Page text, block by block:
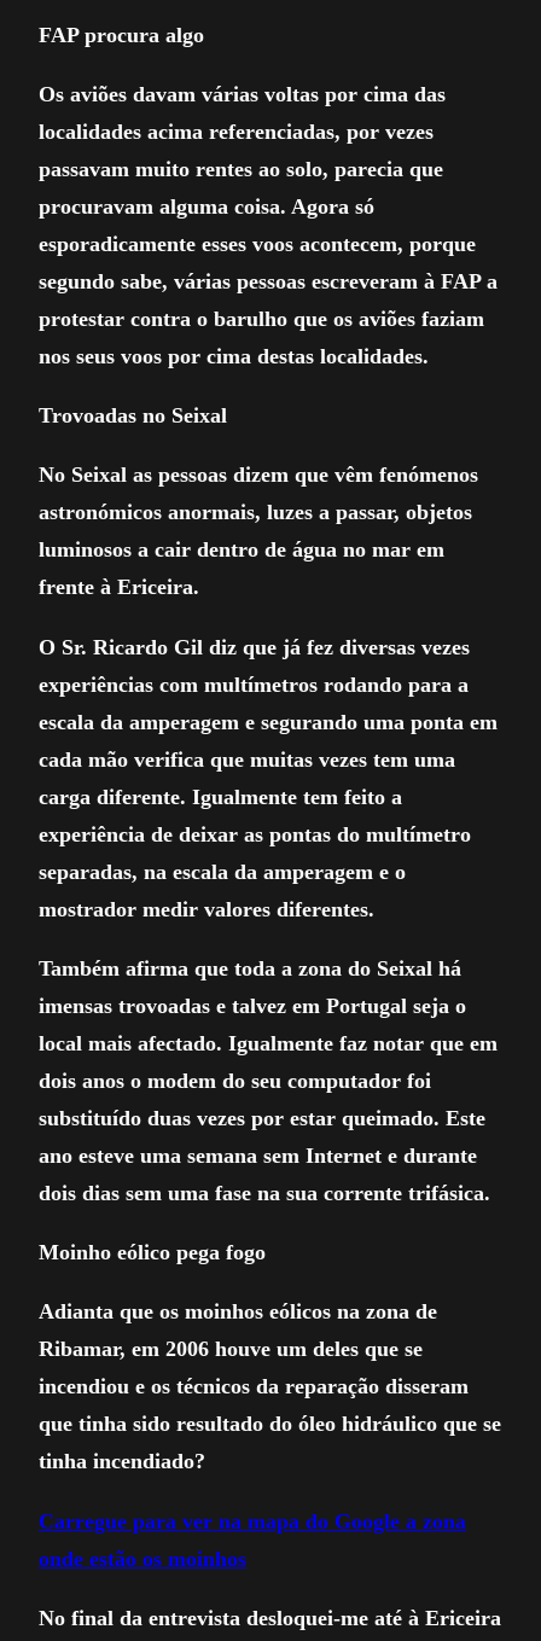
FAP procura algo
Os aviões davam várias voltas por cima das
localidades acima referenciadas, por vezes
passavam muito rentes ao solo, parecia que
procuravam alguma coisa. Agora só
esporadicamente esses voos acontecem, porque
segundo sabe, várias pessoas escreveram à FAP a
protestar contra o barulho que os aviões faziam
nos seus voos por cima destas localidades.
Trovoadas no Seixal
No Seixal as pessoas dizem que vêm fenómenos
astronómicos anormais, luzes a passar, objetos
luminosos a cair dentro de água no mar em
frente à Ericeira.
O Sr. Ricardo Gil diz que já fez diversas vezes
experiências com multímetros rodando para a
escala da amperagem e segurando uma ponta em
cada mão verifica que muitas vezes tem uma
carga diferente. Igualmente tem feito a
experiência de deixar as pontas do multímetro
separadas, na escala da amperagem e o
mostrador medir valores diferentes.
Também afirma que toda a zona do Seixal há
imensas trovoadas e talvez em Portugal seja o
local mais afectado. Igualmente faz notar que em
dois anos o modem do seu computador foi
substituído duas vezes por estar queimado. Este
ano esteve uma semana sem Internet e durante
dois dias sem uma fase na sua corrente trifásica.
Moinho eólico pega fogo
Adianta que os moinhos eólicos na zona de
Ribamar, em 2006 houve um deles que se
incendiou e os técnicos da reparação disseram
que tinha sido resultado do óleo hidráulico que se
tinha incendiado?
Carregue para ver na mapa do Google a zona
onde estão os moinhos
No final da entrevista desloquei-me até à Ericeira